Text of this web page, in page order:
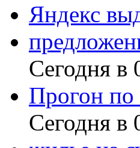
Яндекс
Сегодня в
Прогон по
Сегодня в